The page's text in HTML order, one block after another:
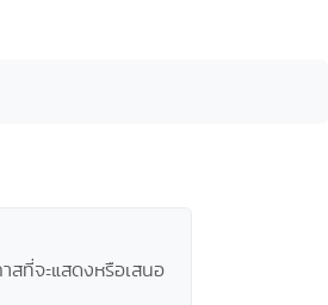
สที่จะแสดงหรือเสนอ